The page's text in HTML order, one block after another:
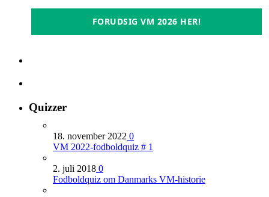
FORUDSIG VM 2026 HER!
Quizzer
18. november 2022 0
VM 2022-fodboldquiz # 1
2. juli 2018 0
Fodboldquiz om Danmarks VM-historie